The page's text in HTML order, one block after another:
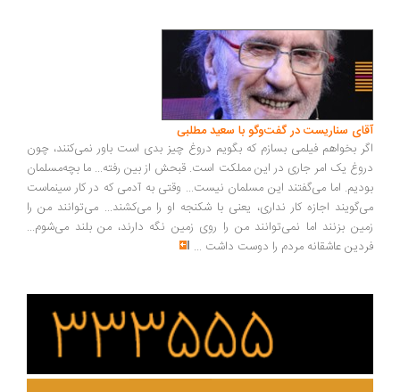
سناریست در گفت‌وگو با سعید مطلبی
بخواهم فیلمی بسازم که بگویم دروغ چیز بدی است باور نمی‌کنند، چون
یک امر جاری در این مملکت است. قبحش از بین رفته... ما بچه‌مسلمان
اما می‌گفتند این مسلمان نیست... وقتی به آدمی که در کار سینماست
اجازه کار نداری، یعنی با شکنجه او را می‌کشند... می‌توانند من را
بزنند اما نمی‌توانند من را روی زمین نگه دارند، من بلند می‌شوم...
عاشقانه مردم را دوست داشت ...